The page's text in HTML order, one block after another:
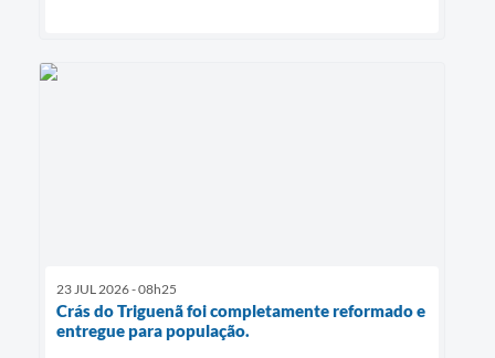
23 JUL 2026 - 08h25
Crás do Triguenã foi completamente reformado e
entregue para população.